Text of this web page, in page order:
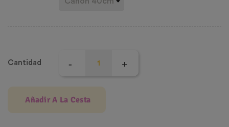
Cantidad
Añadir A La Cesta